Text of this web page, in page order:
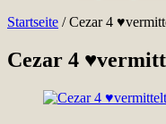
Startseite /Cezar 4
Cezar 4